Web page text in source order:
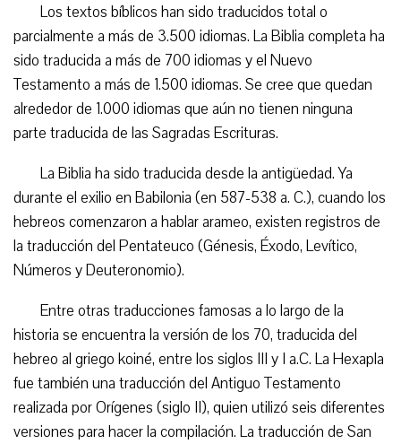
Los textos bíblicos han sido traducidos total o
parcialmente a más de 3.500 idiomas. La Biblia completa ha
sido traducida a más de 700 idiomas y el Nuevo
Testamento a más de 1.500 idiomas. Se cree que quedan
alrededor de 1.000 idiomas que aún no tienen ninguna
parte traducida de las Sagradas Escrituras.
La Biblia ha sido traducida desde la antigüedad. Ya
durante el exilio en Babilonia (en 587-538 a. C.), cuando los
hebreos comenzaron a hablar arameo, existen registros de
la traducción del Pentateuco (Génesis, Éxodo, Levítico,
Números y Deuteronomio).
Entre otras traducciones famosas a lo largo de la
historia se encuentra la versión de los 70, traducida del
hebreo al griego koiné, entre los siglos III y I a.C. La Hexapla
fue también una traducción del Antiguo Testamento
realizada por Orígenes (siglo II), quien utilizó seis diferentes
versiones para hacer la compilación. La traducción de San